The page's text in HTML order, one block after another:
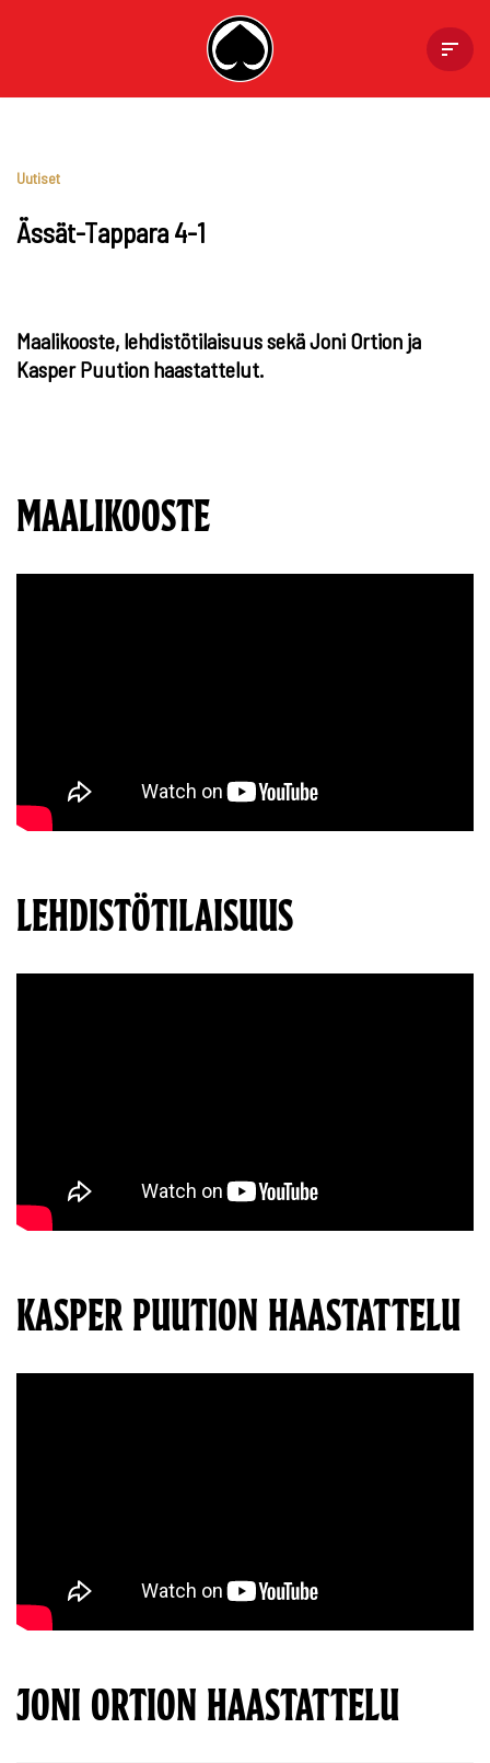
Ässät-Tappara 4-1
Uutiset
Maalikooste, lehdistötilaisuus sekä Joni Ortion ja
Kasper Puution haastattelut.
MAALIKOOSTE
LEHDISTÖTILAISUUS
KASPER PUUTION HAASTATTELU
JONI ORTION HAASTATTELU